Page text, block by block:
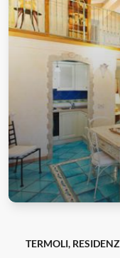
TERMOLI,